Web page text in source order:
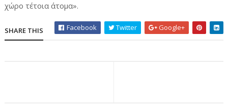
χώρο τέτοια άτομα».
SHARE THIS Facebook Twitter Google+